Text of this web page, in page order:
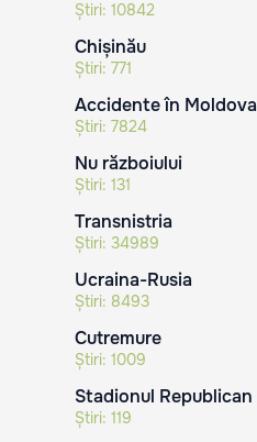
Știri: 10842
Chișinău
Știri: 771
Accidente în Moldova
Știri: 7824
Nu războiului
Știri: 131
Transnistria
Știri: 34989
Ucraina-Rusia
Știri: 8493
Cutremure
Știri: 1009
Stadionul Republican
Știri: 119